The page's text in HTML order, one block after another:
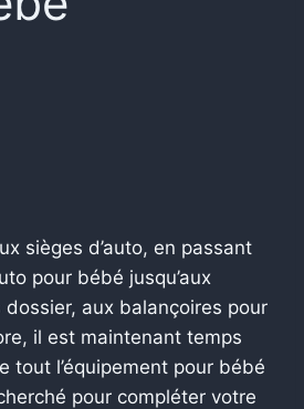
sièges d’auto, en passant
pour bébé jusqu’aux
dossier, aux balançoires pour
il est maintenant temps
tout l’équipement pour bébé
pour compléter votre